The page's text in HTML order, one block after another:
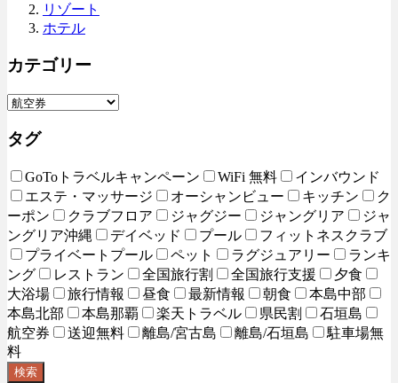
リゾート
ホテル
カテゴリー
タグ
GoToトラベルキャンペーン WiFi 無料
インバウンド
エステ・マッサージ
オーシャンビュー キッチン
ク
ーポン
クラブフロア ジャグジー ジャングリア
ジャ
ングリア沖縄
デイベッド プール
フィットネスクラブ
プライベートプール
ペット ラグジュアリー
ランキ
ング
レストラン 全国旅行割 全国旅行支援
夕食
大浴場
旅行情報 昼食 最新情報 朝食
本島中部
本島北部
本島那覇 楽天トラベル 県民割
石垣島
航空券
送迎無料 離島/宮古島 離島/石垣島
駐車場無
料
検索